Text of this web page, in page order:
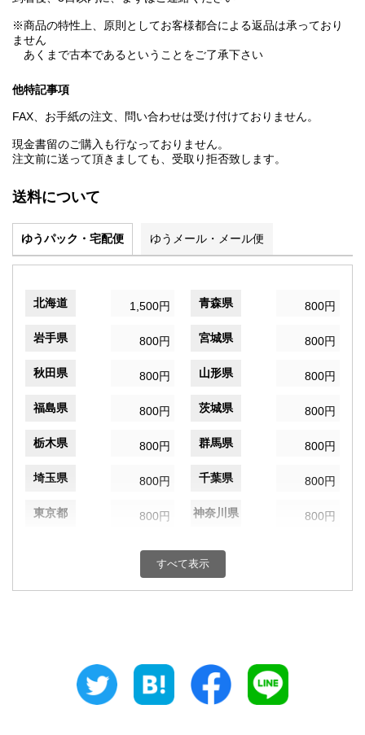
※商品の特性上、原則としてお客様都合による返品は承っており
ません
あくまで古本であるということをご了承下さい
他特記事項
FAX、お手紙の注文、問い合わせは受け付けておりません。
現金書留のご購入も行なっておりません。
注文前に送って頂きましても、受取り拒否致します。
送料について
ゆうパック・宅配便 ゆうメール・メール便
北海道 1,500円 青森県 800円
岩手県 800円 宮城県 800円
秋田県 800円 山形県 800円
福島県 800円 茨城県 800円
栃木県 800円 群馬県 800円
埼玉県 800円 千葉県 800円
東京都 800円 神奈川県 800円
800円 富山県
800円 三重県
すべて表示